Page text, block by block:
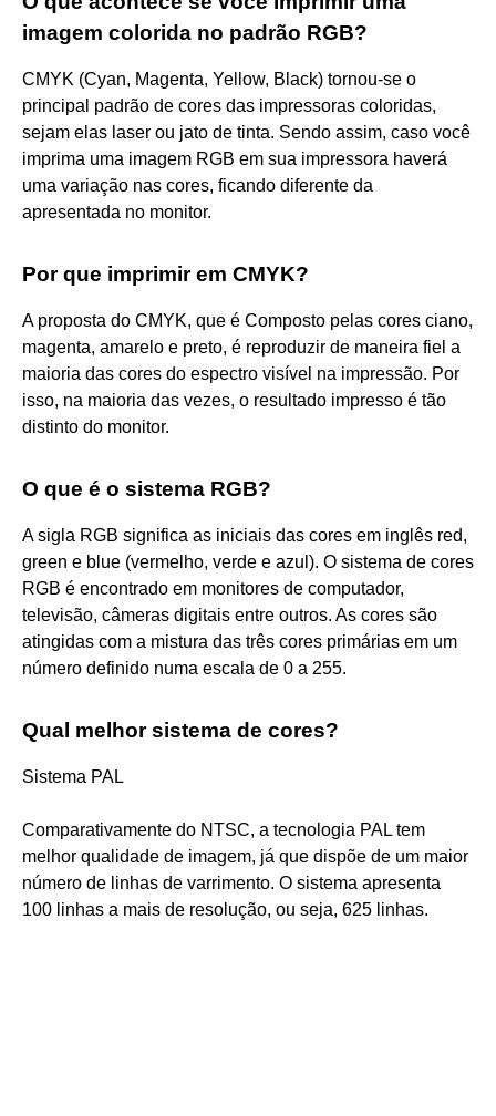
imagem colorida no padrão RGB?
CMYK (Cyan, Magenta, Yellow, Black) tornou-se o
principal padrão de cores das impressoras coloridas,
sejam elas laser ou jato de tinta. Sendo assim, caso você
imprima uma imagem RGB em sua impressora haverá
uma variação nas cores, ficando diferente da
apresentada no monitor.
Por que imprimir em CMYK?
A proposta do CMYK, que é Composto pelas cores ciano,
magenta, amarelo e preto, é reproduzir de maneira fiel a
maioria das cores do espectro visível na impressão. Por
isso, na maioria das vezes, o resultado impresso é tão
distinto do monitor.
O que é o sistema RGB?
A sigla RGB significa as iniciais das cores em inglês red,
green e blue (vermelho, verde e azul). O sistema de cores
RGB é encontrado em monitores de computador,
televisão, câmeras digitais entre outros. As cores são
atingidas com a mistura das três cores primárias em um
número definido numa escala de 0 a 255.
Qual melhor sistema de cores?
Sistema PAL
Comparativamente do NTSC, a tecnologia PAL tem
melhor qualidade de imagem, já que dispõe de um maior
número de linhas de varrimento. O sistema apresenta
100 linhas a mais de resolução, ou seja, 625 linhas.